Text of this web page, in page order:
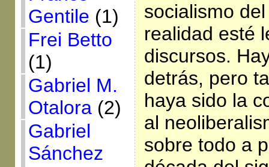
Gentile (1)
Frei Betto
(1)
Gabriel M.
Otalora(2)
Gabriel
Sánchez
socialismo
realidad esté
discursos.
detrás, pero
haya sido la
al
sobre todo a